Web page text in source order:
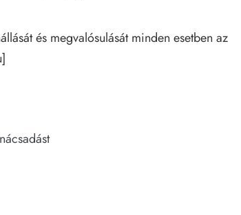
és megvalósulását minden esetben az
]